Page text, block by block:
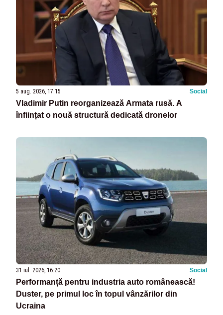
5 aug. 2026, 17:15 Social
Vladimir Putin reorganizează Armata rusă. A
înființat o nouă structură dedicată dronelor
31 iul. 2026, 16:20 Social
Performanță pentru industria auto românească!
Duster, pe primul loc în topul vânzărilor din
Ucraina